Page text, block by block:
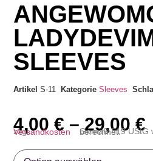
SLEEVES
ArtikelS-11 Kategorie Sleeves
4,00€ –29,00€
zzgl.
Versandkosten Gemäß §19 UStG wird keine Umsatzsteuer berechnet.